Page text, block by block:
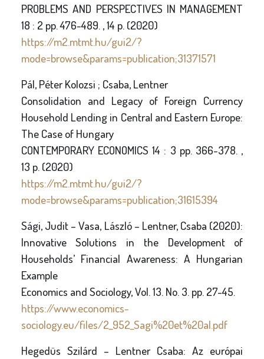
PROBLEMS AND PERSPECTIVES IN MANAGEMENT
18 : 2 pp. 476-489. , 14 p. (2020)
https://m2.mtmt.hu/gui2/?
mode=browse&params=publication;31371571
Pál, Péter Kolozsi ; Csaba, Lentner
Consolidation and Legacy of Foreign Currency
Household Lending in Central and Eastern Europe:
The Case of Hungary
CONTEMPORARY ECONOMICS 14 : 3 pp. 366-378. ,
13 p. (2020)
https://m2.mtmt.hu/gui2/?
mode=browse&params=publication;31615394
Sági, Judit – Vasa, László – Lentner, Csaba (2020):
Innovative Solutions in the Development of
Households’ Financial Awareness: A Hungarian
Example
Economics and Sociology, Vol. 13. No. 3. pp. 27-45.
https://www.economics-
sociology.eu/files/2_952_Sagi%20et%20al.pdf
Hegedüs Szilárd – Lentner Csaba: Az európai